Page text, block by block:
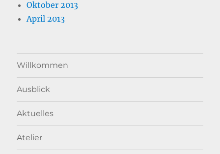
Oktober 2013
April 2013
Willkommen
Ausblick
Aktuelles
Atelier